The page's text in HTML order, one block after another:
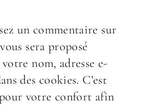
un commentaire sur
sera proposé
nom, adresse e-
des cookies. C’est
votre confort afin